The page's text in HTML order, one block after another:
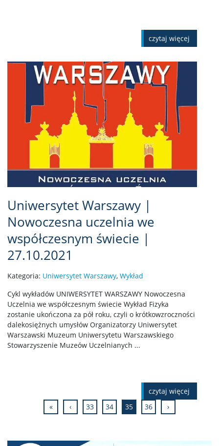
czytaj więcej
Uniwersytet Warszawy |
Nowoczesna uczelnia we
współczesnym świecie |
27.10.2021
Kategoria: Uniwersytet Warszawy, Wykład
Cykl wykładów UNIWERSYTET WARSZAWY Nowoczesna
Uczelnia we współczesnym świecie Wykład Fizyka
zostanie ukończona za pół roku, czyli o krótkowzroczności
dalekosiężnych umysłów Organizatorzy Uniwersytet
Warszawski Muzeum Uniwersytetu Warszawskiego
Stowarzyszenie Muzeów Uczelnianych ...
czytaj więcej
«
‹ 33 34 35 36 ›